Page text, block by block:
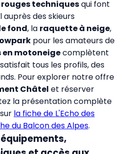
techniquesqui font
des skieurs
fond, la raquette à neige,
pour les amateurs de
en motoneigecomplètent
tous les profils, des
Pour explorer notre offre
Châtel et réserver
la présentation complète
la fiche de L'Echo des
du Balcon des Alpes.